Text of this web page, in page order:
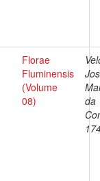
Florae
Fluminensis
(Volume
08)
da